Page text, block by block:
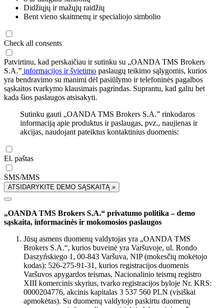
Didžiųjų ir mažųjų raidžių
Bent vieno skaitmenų ir specialiojo simbolio
Check all consents
Patvirtinu, kad perskaičiau ir sutinku su „OANDA TMS Brokers
S.A.” informacijos ir švietimo paslaugų teikimo sąlygomis, kurios
yra bendravimo su manimi dėl pasiūlymo ir telefoninės pagalbos
sąskaitos tvarkymo klausimais pagrindas. Suprantu, kad galiu bet
kada šios paslaugos atsisakyti.
Sutinku gauti „OANDA TMS Brokers S.A.” rinkodaros
informaciją apie produktus ir paslaugas, pvz., naujienas ir
akcijas, naudojant pateiktus kontaktinius duomenis:
El. paštas
SMS/MMS
ATSIDARYKITE DEMO SĄSKAITĄ »
„OANDA TMS Brokers S.A.“ privatumo politika – demo
sąskaita, informacinės ir mokomosios paslaugos
Jūsų asmens duomenų valdytojas yra „OANDA TMS
Brokers S.A.“, kurios buveinė yra Varšuvoje, ul. Rondo
Daszyńskiego 1, 00-843 Varšuva, NIP (mokesčių mokėtojo
kodas): 526-275-91-31, kurios registracijos duomenis
Varšuvos apygardos teismas, Nacionalinio teismų registro
XIII komercinis skyrius, tvarko registracijos byloje Nr. KRS:
0000204776, akcinis kapitalas 3 537 560 PLN (visiškai
apmokėtas). Su duomenų valdytojo paskirtu duomenų